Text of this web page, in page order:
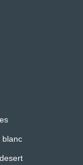
blanc